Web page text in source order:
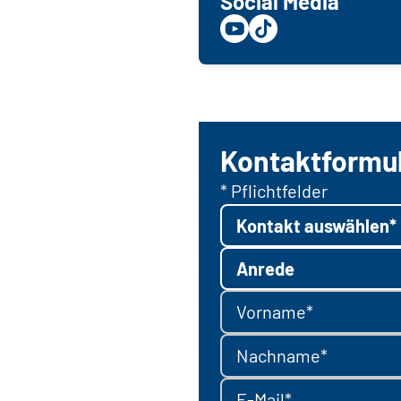
* Pflichtfelder
Kontakt auswählen*
Anrede
Vorname*
Nachname*